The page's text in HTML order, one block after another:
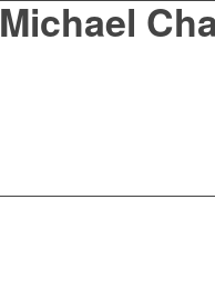
Michael